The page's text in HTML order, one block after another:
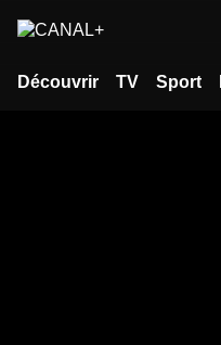
Découvrir TV Sport